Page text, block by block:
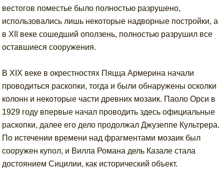
вестогов поместье было полностью разрушено,
использовались лишь некоторые надворные постройки, а
в XII веке сошедший оползень, полностью разрушил все
оставшиеся сооружения.
В XIX веке в окрестностях Пяцца Армерина начали
проводиться раскопки, тогда и были обнаружены осколки
колонн и некоторые части древних мозаик. Паоло Орси в
1929 году впервые начал проводить здесь официальные
раскопки, далее его дело продолжал Джузеппе Культрера.
По истечении времени над фрагментами мозаик был
сооружен купол, и Вилла Романа дель Казале стала
достоянием Сицилии, как исторический объект.